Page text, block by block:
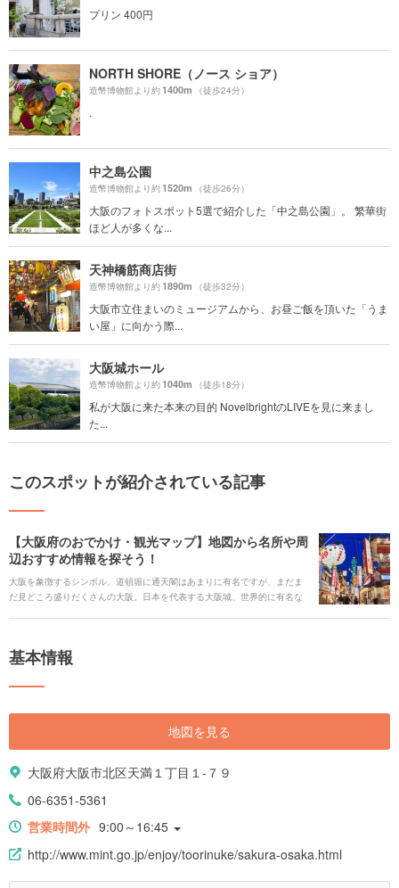
プリン 400円
NORTH SHORE（ノース ショア）
造幣博物館より約1400m （徒歩24分）
.
中之島公園
造幣博物館より約1520m （徒歩26分）
大阪のフォトスポット5選で紹介した「中之島公園」。 繁華街
ほど人が多くな...
天神橋筋商店街
造幣博物館より約1890m （徒歩32分）
大阪市立住まいのミュージアムから、お昼ご飯を頂いた「うま
い屋」に向かう際...
大阪城ホール
造幣博物館より約1040m （徒歩18分）
私が大阪に来た本来の目的 NovelbrightのLIVEを見に来まし
た...
このスポットが紹介されている記事
【大阪府のおでかけ・観光マップ】地図から名所や周
辺おすすめ情報を探そう！
大阪を象徴するシンボル、道頓堀に通天閣はあまりに有名ですが、まだま
だ見どころ盛りだくさんの大阪。日本を代表する大阪城、世界的に有名な
立ててみましょう。
基本情報
地図を見る
大阪府大阪市北区天満１丁目１-７９
06-6351-5361
営業時間外 9:00～16:45
http://www.mint.go.jp/enjoy/toorinuke/sakura-osaka.html